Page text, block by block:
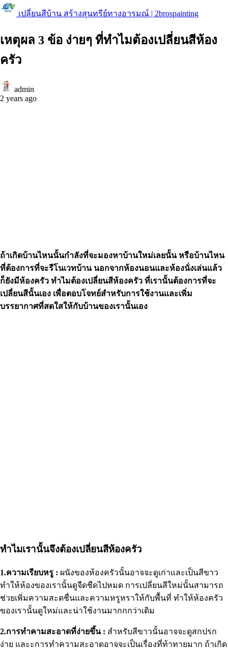
เปลี่ยนสีบ้าน สร้างสุนทรีย์ทางอารมณ์ | 2brospainting
เหตุผล 3 ข้อ ง่ายๆ ที่ทำไมต้องเปลี่ยนสีห้อง
ครัว
admin
2 years ago
ถ้าเกิดบ้านไหนนั้นกำลังที่จะมองหาบ้านใหม่เลยนั้น หรือบ้านไหน
ที่ต้องการที่จะรีโนเวทบ้าน นอกจากห้องนอนและห้องนั่งเล่นแล้ว
ก็ยังมีห้องครัว ทำไมต้องเปลี่ยนสีห้องครัว ที่เรานั้นต้องการที่จะ
เปลี่ยนสีนั้นเอง เพื่อตอบโจทย์สำหรับการใช้งานและเพิ่ม
บรรยากาศที่สดใสให้กับบ้านของเรานั้นเอง
ทำไมเรานั้นจึงต้องเปลี่ยนสีห้องครัว
1.ความเรียบหรู : ผนังของห้องครัวนั้นอาจจะดูเก่าและเป็นสีขาว
ทำให้ห้องของเรานั้นดูจืดชืดไปหมด การเปลี่ยนสีใหม่นั้นสามารถ
ช่วยเพิ่มความสะดชื่นและความหรูหราให้กับพื้นที่ ทำให้ห้องครัว
ของเรานั้นดูใหม่และน่าใช้งานมากกกว่าเดิม
2.การทำคามสะอาดที่ง่ายขึ้น : สำหรับสีขาวนั้นอาจจะดูสกปรก
ง่าย และะการทำความสะอาดอาจจะเป็นเรื่องที่ท้าทายมาก ถ้าเกิด